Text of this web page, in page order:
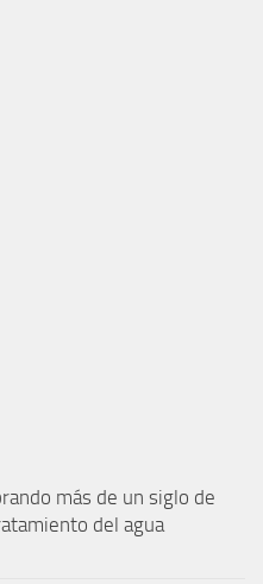
más de un siglo de
del agua